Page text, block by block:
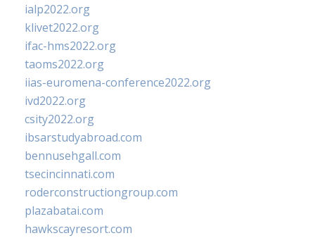
ialp2022.org
klivet2022.org
ifac-hms2022.org
taoms2022.org
iias-euromena-conference2022.org
ivd2022.org
csity2022.org
ibsarstudyabroad.com
bennusehgall.com
tsecincinnati.com
roderconstructiongroup.com
plazabatai.com
hawkscayresort.com